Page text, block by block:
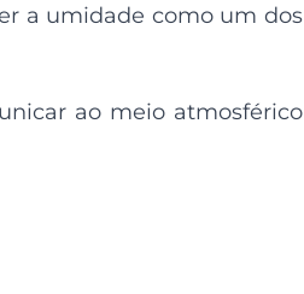
a umidade como um dos
ao meio atmosférico